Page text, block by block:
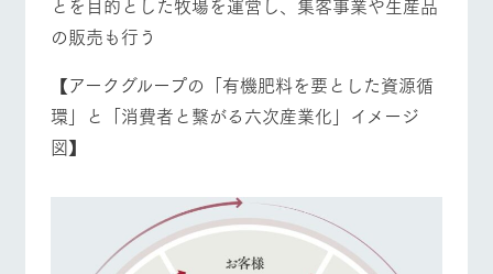
の販売も行う
【アークグループの「有機肥料を要とした資源循
環」と「消費者と繋がる六次産業化」イメージ
図】